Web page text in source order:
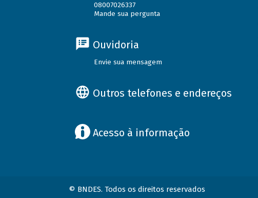
08007026337
Mande sua pergunta
Ouvidoria
Envie sua mensagem
Outros telefones e endereços
Acesso à informação
© BNDES. Todos os direitos reservados